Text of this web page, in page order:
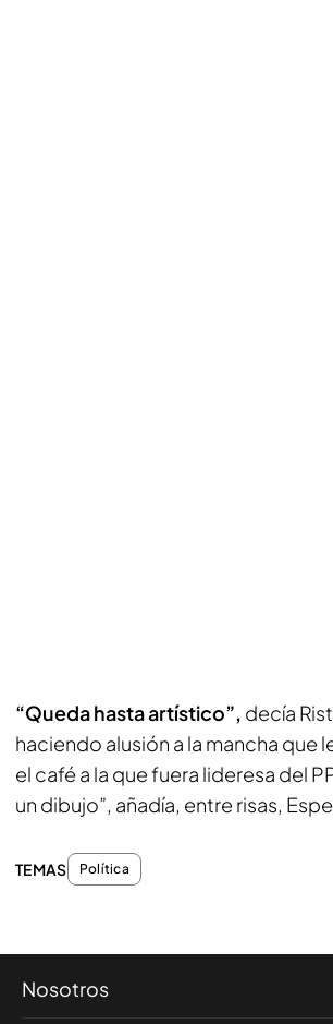
“Queda hasta artístico”, decía
haciendo alusión a la mancha que
el café a la que fuera lideresa del
un dibujo”, añadía, entre risas,
TEMAS Política
Nosotros